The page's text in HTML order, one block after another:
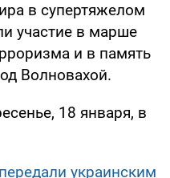
в супертяжелом
участие в марше
и в память
Волновахой.
18 января, в
украинским